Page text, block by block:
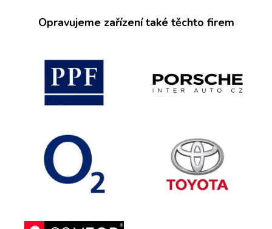
Opravujeme zařízení také těchto firem